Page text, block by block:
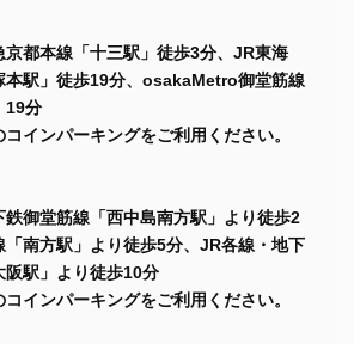
京都本線「十三駅」徒歩3分、JR東海
本駅」徒歩19分、osakaMetro御堂筋線
19分
コインパーキングをご利用ください。
鉄御堂筋線「西中島南方駅」より徒歩2
「南方駅」より徒歩5分、JR各線・地下
阪駅」より徒歩10分
コインパーキングをご利用ください。